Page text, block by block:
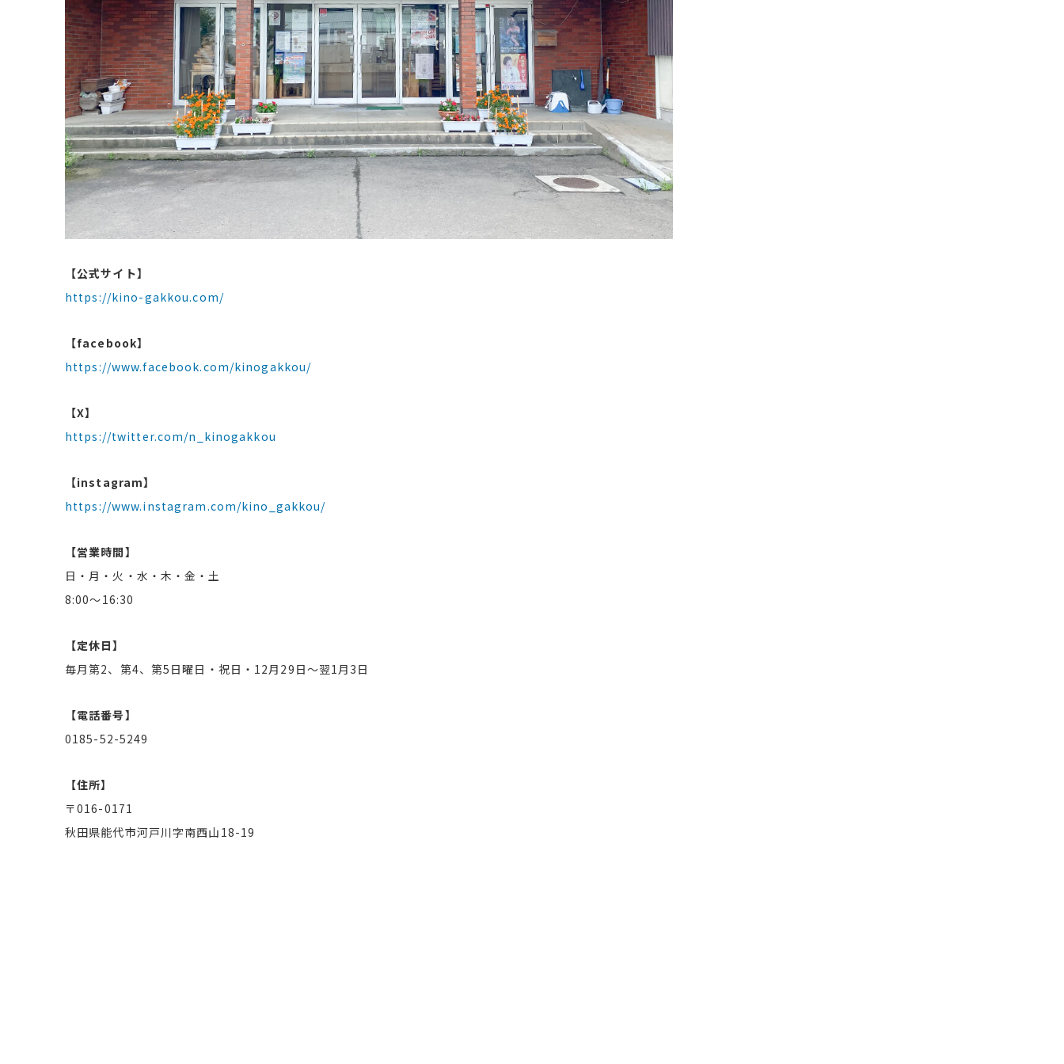
【公式サイト】
https://kino-gakkou.com/
【facebook】
https://www.facebook.com/kinogakkou/
【X】
https://twitter.com/n_kinogakkou
【instagram】
https://www.instagram.com/kino_gakkou/
【営業時間】
日・月・火・水・木・金・土
8:00～16:30
【定休日】
毎月第2、第4、第5日曜日・祝日・12月29日～翌1月3日
【電話番号】
0185-52-5249
【住所】
〒016-0171
秋田県能代市河戸川字南西山18-19